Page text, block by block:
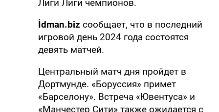
Лиги Лиги чемпионов.
İdman.biz сообщает, что в последний
игровой день 2024 года состоятся
девять матчей.
Центральный матч дня пройдет в
Дортмунде. «Боруссия» примет
«Барселону». Встреча «Ювентуса» и
«Манчестер Сити» также ожидается с